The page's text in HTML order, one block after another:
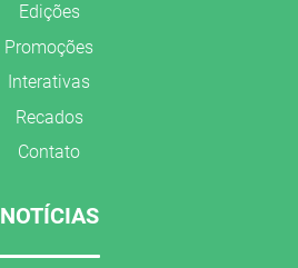
Edições
Promoções
Interativas
Recados
Contato
NOTÍCIAS